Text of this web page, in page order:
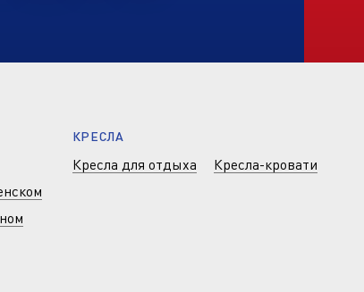
КРЕСЛА
Кресла для отдыха Кресла-кровати